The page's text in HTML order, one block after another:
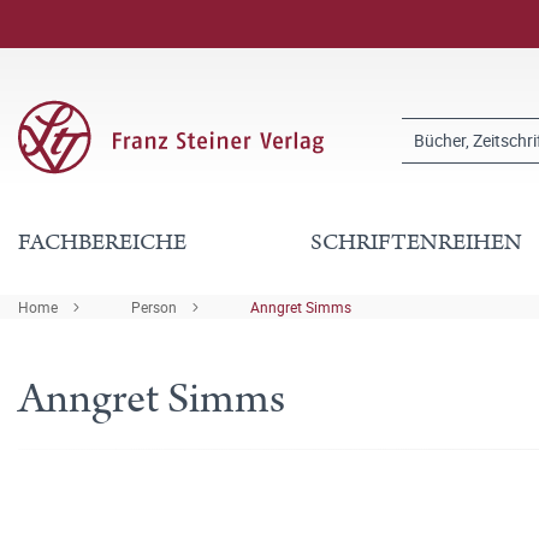
FACHBEREICHE SCHRIFTENREIHEN
Home Person Anngret Simms
Anngret Simms